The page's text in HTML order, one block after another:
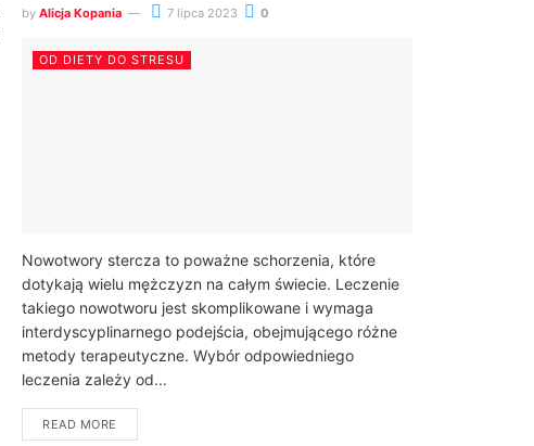
by Alicja Kopania 7 lipca 2023 0
OD DIETY DO STRESU
Nowotwory stercza to poważne schorzenia, które
dotykają wielu mężczyzn na całym świecie. Leczenie
takiego nowotworu jest skomplikowane i wymaga
interdyscyplinarnego podejścia, obejmującego różne
metody terapeutyczne. Wybór odpowiedniego
leczenia zależy od...
READ MORE